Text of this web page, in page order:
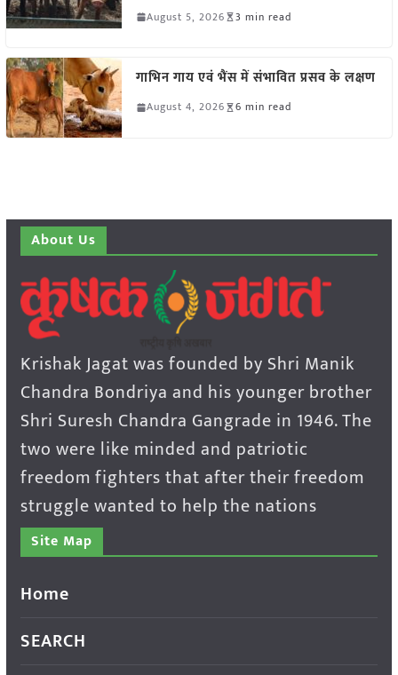
August 5, 2026 3 min read
गाभिन गाय एवं भैंस में संभावित प्रसव के लक्षण
August 4, 2026 6 min read
About Us
Krishak Jagat was founded by Shri Manik
Chandra Bondriya and his younger brother
Shri Suresh Chandra Gangrade in 1946. The
two were like minded and patriotic
freedom fighters that after their freedom
struggle wanted to help the nations
Site Map
Home
SEARCH